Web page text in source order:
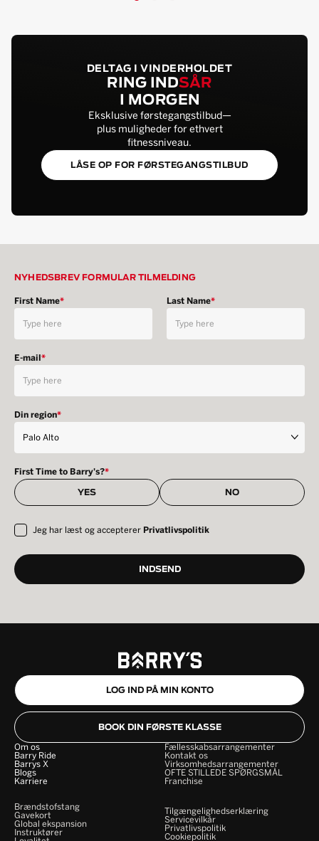
DELTAG I VINDERHOLDET
RING INDSÅR
I MORGEN
Eksklusive førstegangstilbud—
plus muligheder for ethvert
fitnessniveau.
LÅSE OP FOR FØRSTEGANGSTILBUD
NYHEDSBREV FORMULAR TILMELDING
First Name* Last Name*
E-mail*
Din region*
First Time to Barry's?*
YES NO
Jeg har læst og accepterer Privatlivspolitik
LOG IND PÅ MIN KONTO
BOOK DIN FØRSTE KLASSE
Om os
Barry Ride
Barrys X
Blogs
Karriere
Fællesskabsarrangementer
Kontakt os
Virksomhedsarrangementer
OFTE STILLEDE SPØRGSMÅL
Franchise
Brændstofstang
Gavekort
Global ekspansion
Instruktører
Tilgængelighedserklæring
Servicevilkår
Privatlivspolitik
Cookiepolitik